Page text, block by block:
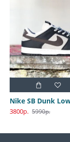
3800р. 5990р.